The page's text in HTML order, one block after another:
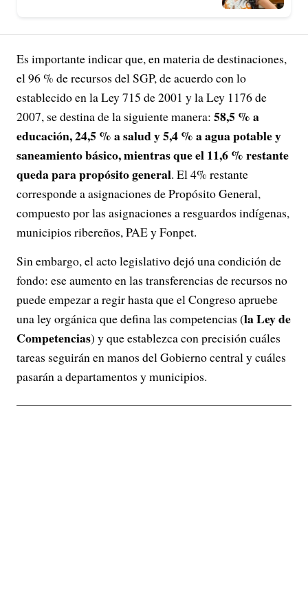
Es importante indicar que, en materia de destinaciones,
el 96 % de recursos del SGP, de acuerdo con lo
establecido en la Ley 715 de 2001 y la Ley 1176 de
2007, se destina de la siguiente manera: 58,5 % a
educación, 24,5 % a salud y 5,4 % a agua potable y
saneamiento básico, mientras que el 11,6 % restante
queda para propósito general. El 4% restante
corresponde a asignaciones de Propósito General,
compuesto por las asignaciones a resguardos indígenas,
municipios ribereños, PAE y Fonpet.
Sin embargo, el acto legislativo dejó una condición de
fondo: ese aumento en las transferencias de recursos no
puede empezar a regir hasta que el Congreso apruebe
una ley orgánica que defina las competencias (la Ley de
Competencias) y que establezca con precisión cuáles
tareas seguirán en manos del Gobierno central y cuáles
pasarán a departamentos y municipios.